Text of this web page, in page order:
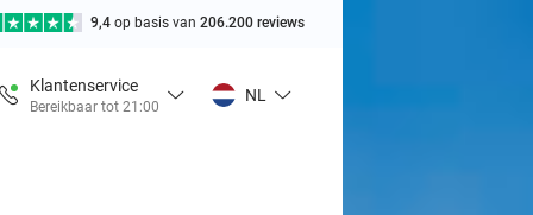
9,4 op basis van 206.200 reviews
Klantenservice
Bereikbaar tot 21:00
NL